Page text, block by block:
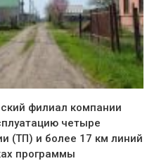
филиал компании
четыре
(ТП) и более 17 км линий
программы